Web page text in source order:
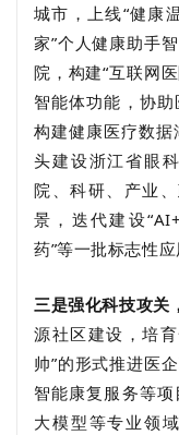
城市，上线“健康
家”个人健康助手
院，构建“互联网
智能体功能，协
构建健康医疗数
头建设浙江省眼
院、科研、产业
景，迭代建设
药”等一批标志性应
三是强化科技攻关
源社区建设，培
帅”的形式推进医
智能康复服务等
大模型等专业领